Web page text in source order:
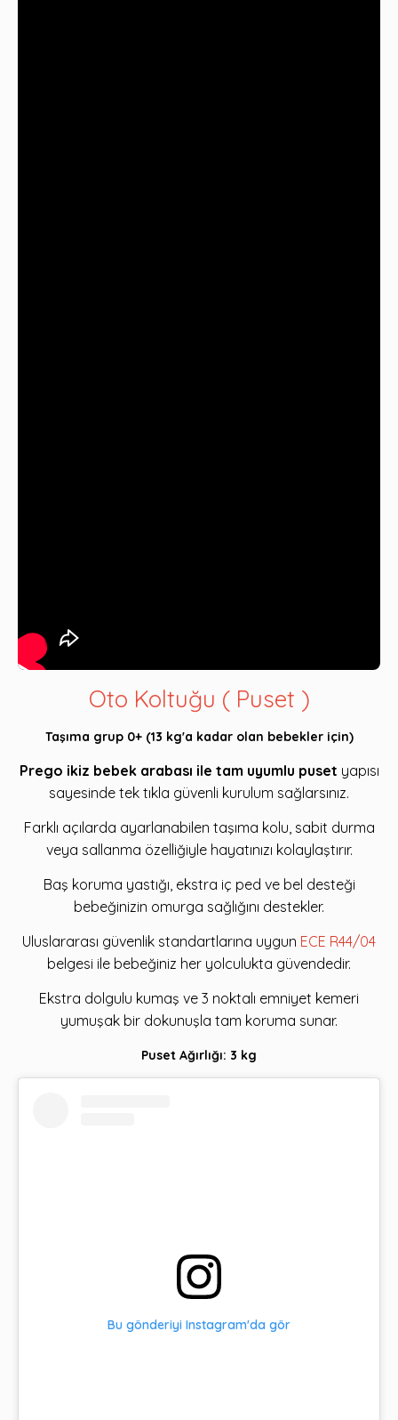
Oto Koltuğu ( Puset )
Taşıma grup 0+ (13 kg'a kadar olan bebekler için)
Prego ikiz bebek arabası ile tam uyumlu puset yapısı
sayesinde tek tıkla güvenli kurulum sağlarsınız.
Farklı açılarda ayarlanabilen taşıma kolu, sabit durma
veya sallanma özelliğiyle hayatınızı kolaylaştırır.
Baş koruma yastığı, ekstra iç ped ve bel desteği
bebeğinizin omurga sağlığını destekler.
Uluslararası güvenlik standartlarına uygun ECE R44/04
belgesi ile bebeğiniz her yolculukta güvendedir.
Ekstra dolgulu kumaş ve 3 noktalı emniyet kemeri
yumuşak bir dokunuşla tam koruma sunar.
Puset Ağırlığı: 3 kg
Bu gönderiyi Instagram'da gör